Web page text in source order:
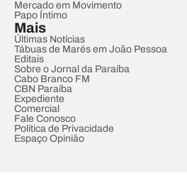
Mercado em Movimento
Papo Íntimo
Mais
Últimas Notícias
Tábuas de Marés em João Pessoa
Editais
Sobre o Jornal da Paraíba
Cabo Branco FM
CBN Paraíba
Expediente
Comercial
Fale Conosco
Política de Privacidade
Espaço Opinião